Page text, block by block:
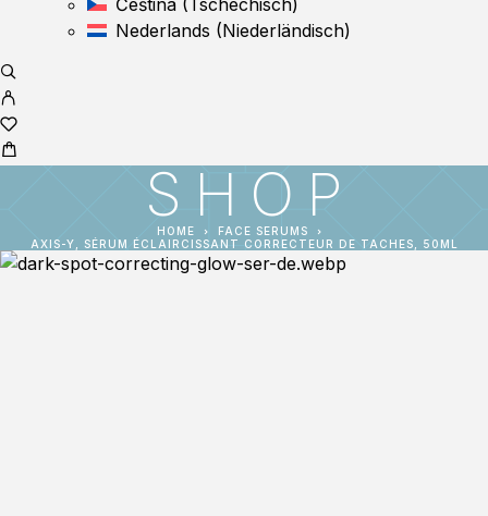
Čeština (Tschechisch)
Nederlands (Niederländisch)
SHOP
HOME
FACE SERUMS
AXIS-Y, SÉRUM ÉCLAIRCISSANT CORRECTEUR DE TACHES, 50ML